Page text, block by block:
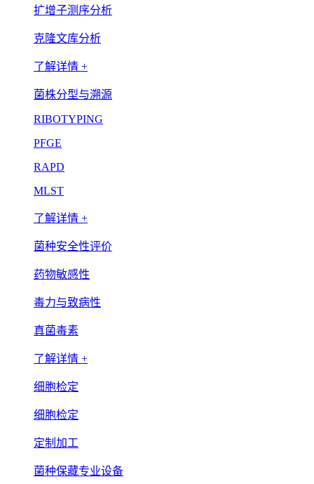
扩增子测序分析
克隆文库分析
了解详情 +
菌株分型与溯源
RIBOTYPING
PFGE
RAPD
MLST
了解详情 +
菌种安全性评价
药物敏感性
毒力与致病性
真菌毒素
了解详情 +
细胞检定
细胞检定
定制加工
菌种保藏专业设备